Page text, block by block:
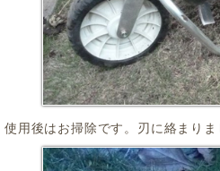
使用後はお掃除です。刃に絡まりま